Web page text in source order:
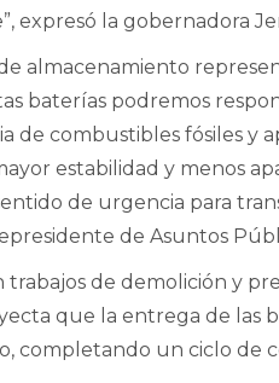
expresó la gobernadora
de almacenamiento
baterías podremos
de combustibles fósiles y
estabilidad y menos
de urgencia para
de Asuntos
trabajos de demolición y
que la entrega de
completando un ciclo de